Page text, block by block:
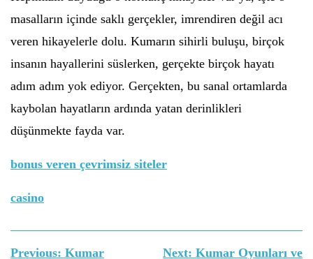
masalların içinde saklı gerçekler, imrendiren değil acı
veren hikayelerle dolu. Kumarın sihirli buluşu, birçok
insanın hayallerini süslerken, gerçekte birçok hayatı
adım adım yok ediyor. Gerçekten, bu sanal ortamlarda
kaybolan hayatların ardında yatan derinlikleri
düşünmekte fayda var.
bonus veren çevrimsiz siteler
casino
Yazı
Previous: Kumar Next: Kumar Oyunları ve